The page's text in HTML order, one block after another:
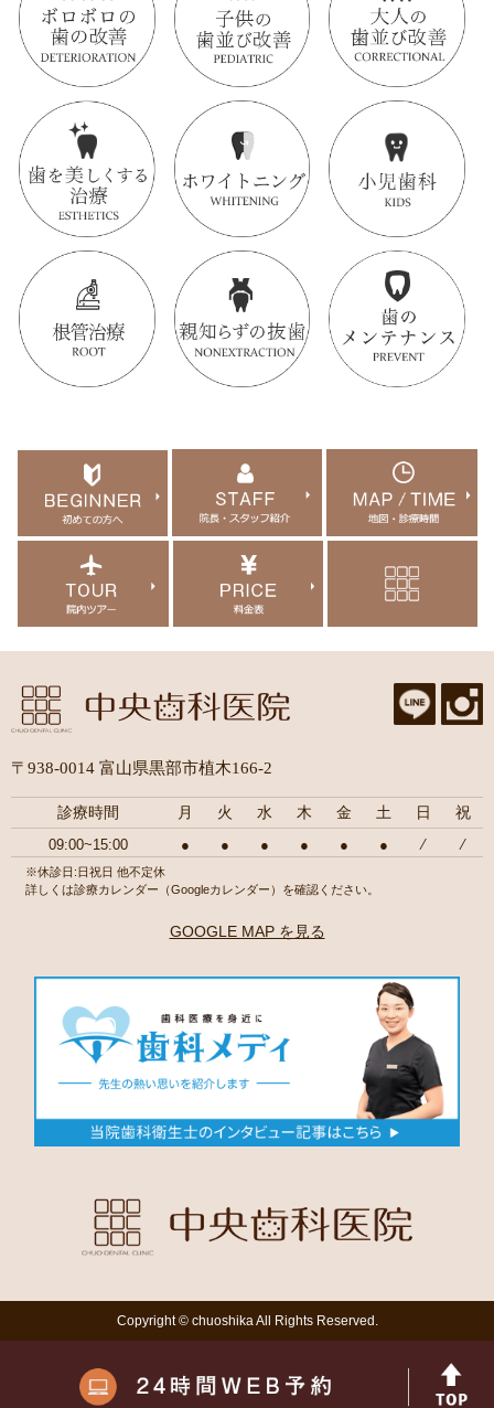
〒938-0014 富山県黒部市植木166-2
診療時間 月 火 水 木 金 土 日 祝
09:00~15:00 ● ● ● ● ● ● ⁄ ⁄
※休診日:日祝日 他不定休
詳しくは診療カレンダー（Googleカレンダー）を確認ください。
GOOGLE MAP を見る
Copyright © chuoshika All Rights Reserved.